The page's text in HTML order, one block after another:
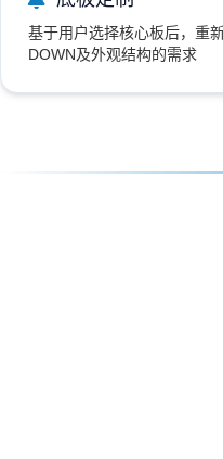
基于用户选择核心板后，重
DOWN及外观结构的需求